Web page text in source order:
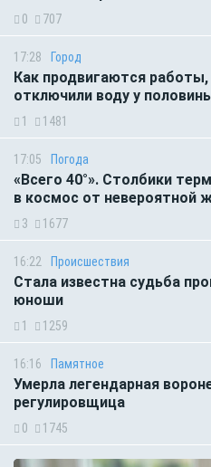
0 707
17:28 Город
Как продвигаются
отключили воду у
1 1481
17:05 Погода
«Всего 40°». Столбики
в космос от невероятной
3 1677
16:22 Происшествия
Стала известна судьба
юноши
1 1259
16:16 Памятное
Умерла легендарная
регулировщица
0 1745